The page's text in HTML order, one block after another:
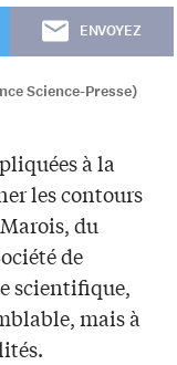
ENVOYEZ
Science-Presse)
à la
les contours
du
de
scientifique,
mais à